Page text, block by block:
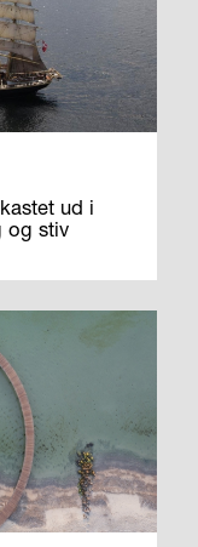
ud i
og stiv